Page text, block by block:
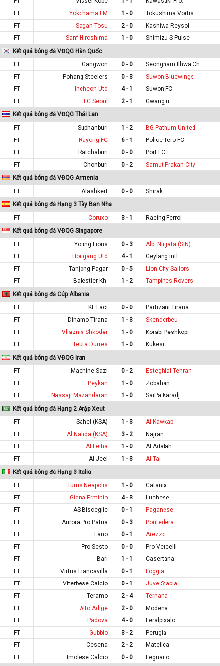
FT
Yokohama FM 1 - 0
Tokushima Vortis
FT
Sagan Tosu 2 - 0
Kashiwa Reysol
FT
Sanf Hiroshima 1 - 0
Shimizu S-Pulse
Kết quả bóng đá VĐQG Hàn Quốc
FT
Gangwon 0 - 0
Seongnam Ilhwa Ch.
FT
Pohang Steelers 0 - 3
Suwon Bluewings
FT
Incheon Utd 4 - 1
Suwon FC
FT
FC Seoul 2 - 1
Gwangju
Kết quả bóng đá VĐQG Thái Lan
FT
Suphanburi 1 - 2
BG Pathum United
FT
Rayong FC 6 - 1
Police Tero FC
FT
Ratchaburi 0 - 0
Port FC
FT
Chonburi 0 - 2
Samut Prakan City
Kết quả bóng đá VĐQG Armenia
FT
Alashkert 0 - 0
Shirak
Kết quả bóng đá Hạng 3 Tây Ban Nha
FT
Coruxo 3 - 1
Racing Ferrol
Kết quả bóng đá VĐQG Singapore
FT
Young Lions 0 - 3
Alb. Niigata (SIN)
FT
Hougang Utd 4 - 1
Geylang Intl
FT
Tanjong Pagar 0 - 5
Lion City Sailors
FT
Balestier Kh. 1 - 2
Tampines Rovers
Kết quả bóng đá Cúp Albania
FT
KF Laci 0 - 0
Partizani Tirana
FT
Dinamo Tirana 1 - 3
Skenderbeu
FT
Vllaznia Shkoder 1 - 0
Korabi Peshkopi
FT
Teuta Durres 1 - 0
Kukesi
Kết quả bóng đá VĐQG Iran
FT
Machine Sazi 0 - 2
Esteghlal Tehran
FT
Peykan 1 - 0
Zobahan
FT
Nassaji Mazandaran 1 - 0
SaiPa Karadj
Kết quả bóng đá Hạng 2 Arập Xeut
FT
Sahel (KSA) 1 - 3
Al Kawkab
FT
Al Nahda (KSA) 3 - 2
Najran
FT
Al Feiha 1 - 0
Al Adalah
FT
Al Jeel 1 - 3
Al Tai
Kết quả bóng đá Hạng 3 Italia
FT
Turris Neapolis 1 - 0
Catania
FT
Giana Erminio 4 - 3
Luchese
FT
AS Bisceglie 0 - 1
Paganese
FT
Aurora Pro Patria 0 - 3
Pontedera
FT
Fano 0 - 1
Arezzo
FT
Pro Sesto 0 - 0
Pro Vercelli
FT
Bari 1 - 1
Casertana
FT
Virtus Francavilla 0 - 1
Foggia
FT
Viterbese Calcio 0 - 1
Juve Stabia
FT
Teramo 2 - 4
Ternana
FT
Alto Adige 2 - 0
Modena
FT
Padova 4 - 0
Feralpisalo
FT
Gubbio 3 - 2
Perugia
FT
Cesena 2 - 2
Matelica
FT
Imolese Calcio 0 - 0
Legnano